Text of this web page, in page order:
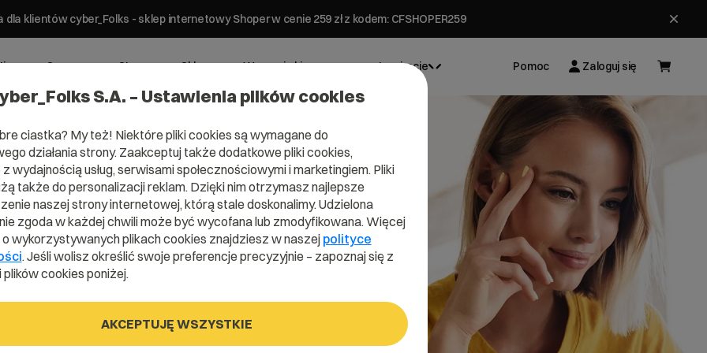
klientów cyber_Folks - sklep internetowy Shoper w cenie 259 zł z kodem: CFSHOPER259
Serwery Strony Sklepy Wsparcie biznesowe Inspiracje Pomoc Zaloguj się
to
S.A. – Ustawienia plików cookies
ciastka? My też! Niektóre pliki cookies są wymagane do
działania strony. Zaakceptuj także dodatkowe pliki cookies,
wydajnością usług, serwisami społecznościowymi i marketingiem. Pliki
także do personalizacji reklam. Dzięki nim otrzymasz najlepsze
naszej strony internetowej, którą stale doskonalimy. Udzielona
zgoda w każdej chwili może być wycofana lub zmodyfikowana. Więcej
wykorzystywanych plikach cookies znajdziesz w naszej polityce
. Jeśli wolisz określić swoje preferencje precyzyjnie – zapoznaj się z
cookies poniżej.
AKCEPTUJĘ WSZYSTKIE